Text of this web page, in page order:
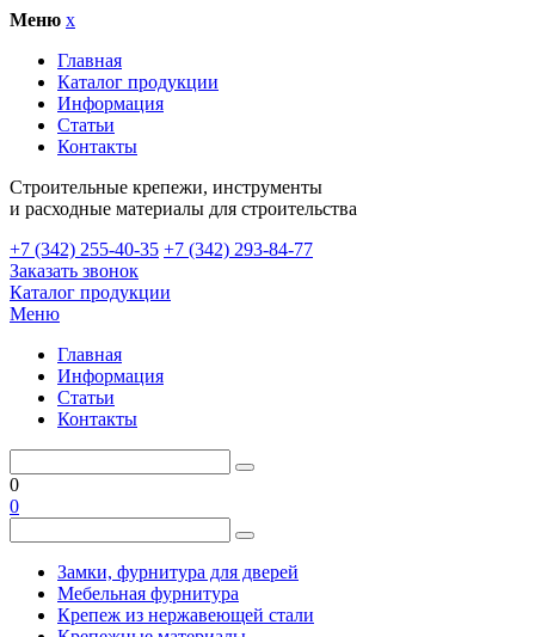
Меню x
Главная
Каталог продукции
Информация
Статьи
Контакты
Cтроительные крепежи, инструменты
и расходные материалы для строительства
+7 (342) 255-40-35 +7 (342) 293-84-77
Заказать звонок
Каталог продукции
Меню
Главная
Информация
Статьи
Контакты
0
0
Замки, фурнитура для дверей
Мебельная фурнитура
Крепеж из нержавеющей стали